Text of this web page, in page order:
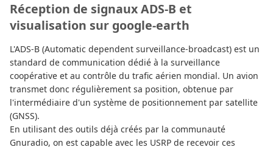
Réception de signaux ADS-B et
visualisation sur google-earth
L'ADS-B (Automatic dependent surveillance-broadcast) est un
standard de communication dédié à la surveillance
coopérative et au contrôle du trafic aérien mondial. Un avion
transmet donc régulièrement sa position, obtenue par
l'intermédiaire d'un système de positionnement par satellite
(GNSS).
En utilisant des outils déjà créés par la communauté
Gnuradio, on est capable avec les USRP de recevoir ces